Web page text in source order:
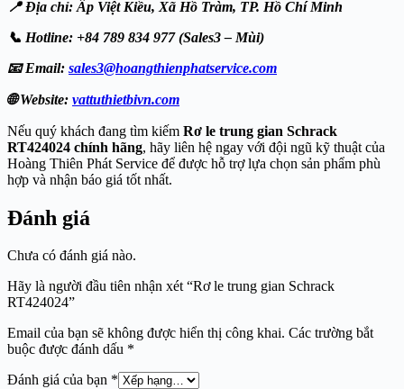
📍 Địa chỉ: Âp Việt Kiều, Xã Hồ Tràm, TP. Hồ Chí Minh
📞 Hotline: +84 789 834 977 (Sales3 – Mùi)
📧 Email: sales3@hoangthienphatservice.com
🌐 Website: vattuthietbivn.com
Nếu quý khách đang tìm kiếm Rơ le trung gian Schrack
RT424024 chính hãng, hãy liên hệ ngay với đội ngũ kỹ thuật của
Hoàng Thiên Phát Service để được hỗ trợ lựa chọn sản phẩm phù
hợp và nhận báo giá tốt nhất.
Đánh giá
Chưa có đánh giá nào.
Hãy là người đầu tiên nhận xét “Rơ le trung gian Schrack
RT424024”
Email của bạn sẽ không được hiển thị công khai. Các trường bắt
buộc được đánh dấu *
Đánh giá của bạn *